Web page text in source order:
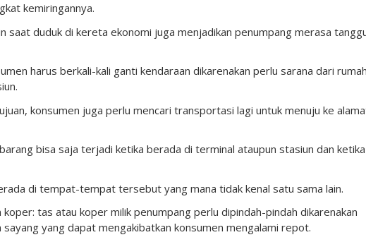
kemiringannya.
saat duduk di kereta ekonomi juga menjadikan penumpang merasa
harus berkali-kali ganti kendaraan dikarenakan perlu sarana dari
konsumen juga perlu mencari transportasi lagi untuk menuju ke
bisa saja terjadi ketika berada di terminal ataupun stasiun dan ketika
di tempat-tempat tersebut yang mana tidak kenal satu sama lain.
tas atau koper milik penumpang perlu dipindah-pindah dikarenakan
yang dapat mengakibatkan konsumen mengalami repot.